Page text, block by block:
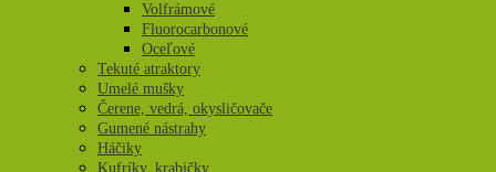
Volfrámové
Fluorocarbonové
Oceľové
Tekuté atraktory
Umelé mušky
Čerene, vedrá, okysličovače
Gumené nástrahy
Háčiky
Kufríky, krabičky